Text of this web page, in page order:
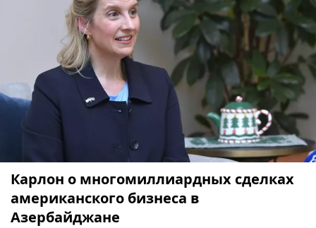
Карлон о многомиллиардных сделках
американского бизнеса в
Азербайджане